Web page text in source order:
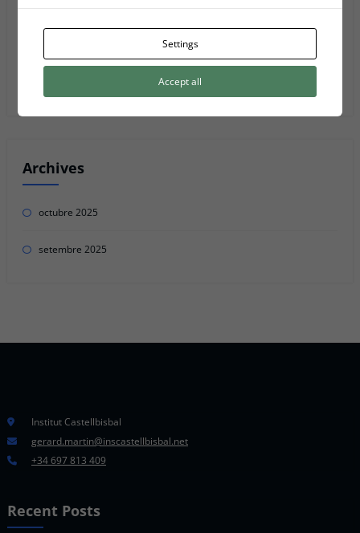
Les 4 fases elèctriques d’una font d’alimentació d’ordinador
5 Serveis D’emmagatzematge Al Núvol
Archives
octubre 2025
setembre 2025
Institut Castellbisbal
gerard.martin@inscastellbisbal.net
+34 697 813 409
Recent Posts
Settings
Accept all